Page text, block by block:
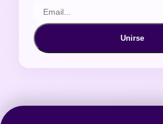
Unirse